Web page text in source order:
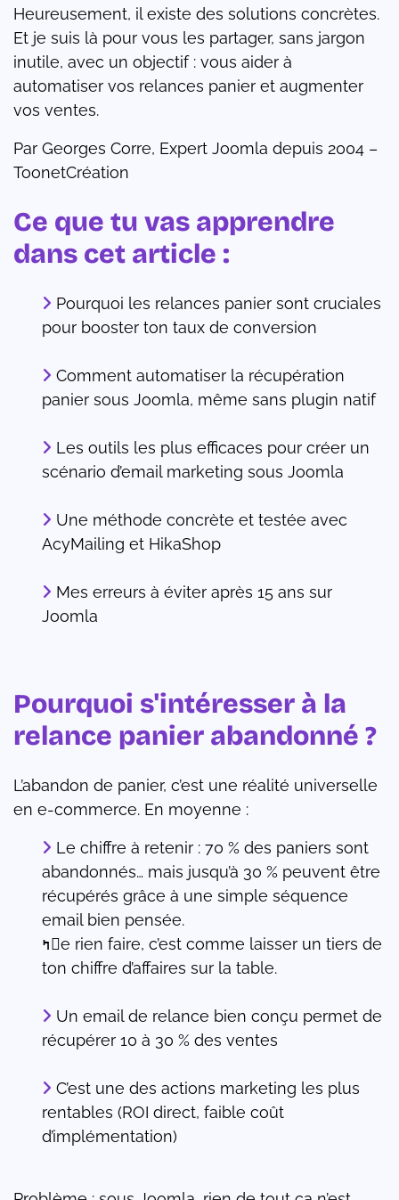
Heureusement, il existe des solutions concrètes.
Et je suis là pour vous les partager, sans jargon
inutile, avec un objectif : vous aider à
automatiser vos relances panier et augmenter
vos ventes.
Par Georges Corre, Expert Joomla depuis 2004 –
ToonetCréation
Ce que tu vas apprendre
dans cet article :
Pourquoi les relances panier sont cruciales
pour booster ton taux de conversion
Comment automatiser la récupération
panier sous Joomla, même sans plugin natif
Les outils les plus efficaces pour créer un
scénario d’email marketing sous Joomla
Une méthode concrète et testée avec
AcyMailing et HikaShop
Mes erreurs à éviter après 15 ans sur
Joomla
Pourquoi s'intéresser à la
relance panier abandonné ?
L’abandon de panier, c’est une réalité universelle
en e-commerce. En moyenne :
Le chiffre à retenir : 70 % des paniers sont
abandonnés… mais jusqu’à 30 % peuvent être
récupérés grâce à une simple séquence
email bien pensée.
ߤe rien faire, c’est comme laisser un tiers de
ton chiffre d’affaires sur la table.
Un email de relance bien conçu permet de
récupérer 10 à 30 % des ventes
C’est une des actions marketing les plus
rentables (ROI direct, faible coût
d’implémentation)